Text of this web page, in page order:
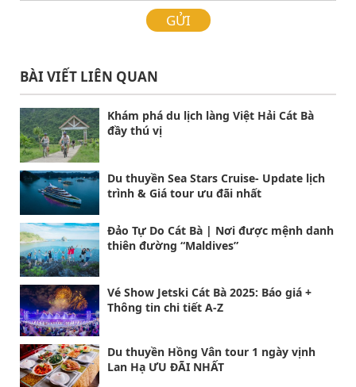
GỬI
BÀI VIẾT LIÊN QUAN
Khám phá du lịch làng Việt Hải Cát Bà
đầy thú vị
Du thuyền Sea Stars Cruise- Update lịch
trình & Giá tour ưu đãi nhất
Đảo Tự Do Cát Bà | Nơi được mệnh danh
thiên đường “Maldives”
Vé Show Jetski Cát Bà 2025: Báo giá +
Thông tin chi tiết A-Z
Du thuyền Hồng Vân tour 1 ngày vịnh
Lan Hạ ƯU ĐÃI NHẤT